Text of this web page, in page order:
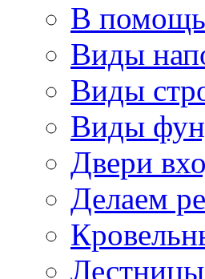
В помощь
Виды
Виды
Виды
Двери
Делаем